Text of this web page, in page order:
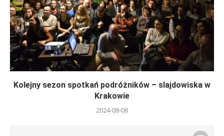
Kolejny sezon spotkań podróżników – slajdowiska w
Krakowie
2024-08-08